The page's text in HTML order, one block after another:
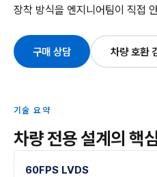
장착 방식을 엔지니어팀이 직접
구매 상담 차량 호환
기술 요약
차량 전용 설계의 핵심
60FPS LVDS